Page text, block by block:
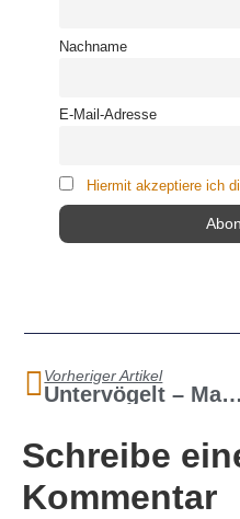
Nachname
E-Mail-Adresse
Hiermit akzeptiere ich
Vorheriger Artikel
Untervögelt – Macht Zu Wenig Sex Uns Menschen Hässlich, Krank Und Dumm?
Schreibe
Kommentar